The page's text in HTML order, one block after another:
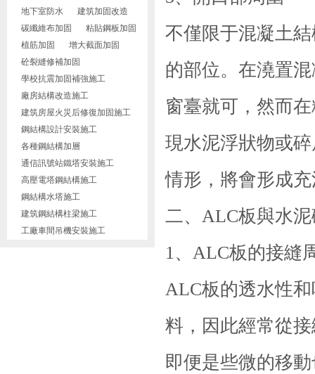
地下室防水
建筑加固改造
碳纖維布加固
粘貼鋼板加固
植筋加固
增大截面加固
砼裂縫修補加固
學校抗震加固補強施工
廠房結構改造施工
建筑房屋火災后修復加固施工
鋼結構設計安裝施工
各種鋼結構加層
通信訊號站鐵塔安裝施工
高壓電塔鋼結構施工
鋼結構水塔施工
建筑鋼結構柱梁施工
工廠車間吊機安裝施工
不僅限于混凝土
的部位。在澆置
窗臺就可，然而
現水泥浮狀物或
情形，將會形成
二、ALC板與水
1、ALC板的接縫
ALC板的透水性
料，因此經常從
即便是些微的移